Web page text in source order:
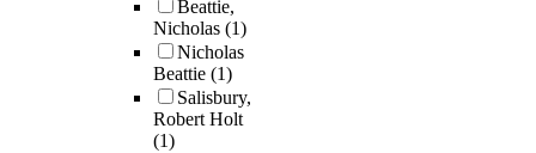
Beattie,
Nicholas (1)
Nicholas
Beattie (1)
Salisbury,
Robert Holt
(1)